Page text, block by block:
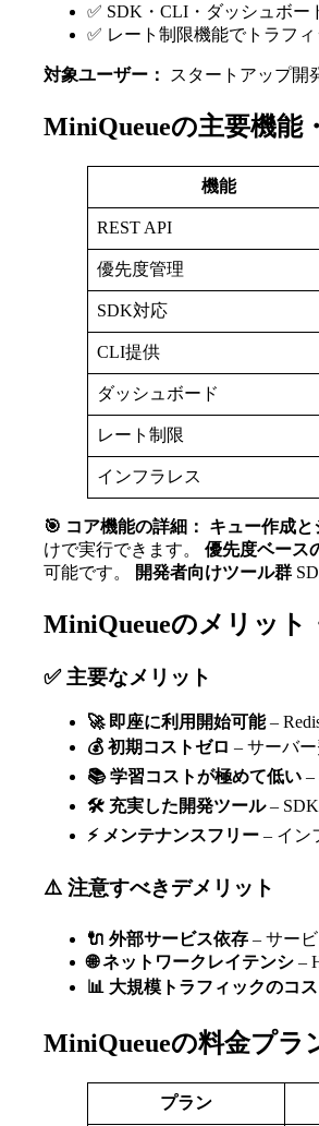
✅ SDK・CLI・ダッシュボー
✅ レート制限機能でトラフ
対象ユーザー： スタートアップ開
MiniQueueの主要機能
機能
REST API
優先度管理
SDK対応
CLI提供
ダッシュボード
レート制限
インフラレス
🎯 コア機能の詳細： キュー作成と
けで実行できます。 優先度ベース
可能です。
開発者向けツール群
MiniQueueのメリット
✅ 主要なメリット
🚀 即座に利用開始可能–
💰 初期コストゼロ – サーバ
📚 学習コストが極めて低い –
🛠️ 充実した開発ツール–
⚡ メンテナンスフリー – イン
⚠️ 注意すべきデメリット
🔌 外部サービス依存 – サー
🌐 ネットワークレイテンシ –
📊 大規模トラフィックのコス
MiniQueueの料金プラ
プラン